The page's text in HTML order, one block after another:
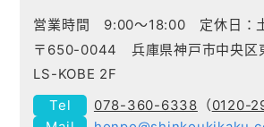
営業時間 9:00～18:00 定休日：
〒650-0044 兵庫県神戸市中央区
LS-KOBE 2F
078-360-6338 （0120-